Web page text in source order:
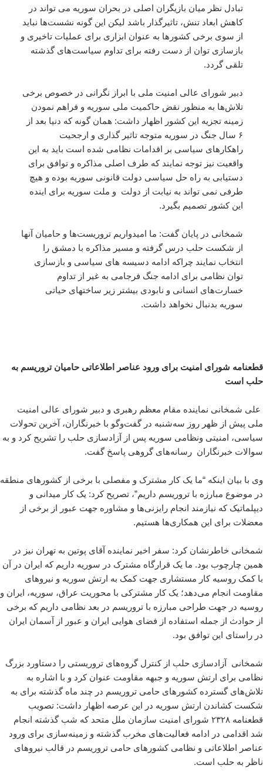
تبادل نظر میان بازیگران اصلی در بحران سوریه می تواند در
کاهش ابعاد تنش، تاثیرگذار باشد لیکن این گونه نشست‌ها نباید
از سوی برخی کشورها به عنوان ابزاری برای عملیات تاخیری و
بازسازی توان از دست رفته برای تداوم سیاست‌های گذشته
تلقی گردد.
دبیر شورای عالی امنیت ملی با ابراز نگرانی در خصوص برخی
تلاش‌ها به منظور نقض حاکمیت ملی سوریه و فراهم نمودن
زمینه تجزیه این کشور اظهار داشت: همان گونه که دنیا بعد از
۶ سال جنگ در سوریه متوجه تاثیر گذاری و ارجحیت
راهکارهای سیاسی بر اقدامات نظامی شده است باید به این
واقعیت نیز توجه نمایند که طرف اصلی مذاکره و توافق برای
دستیابی به راه حل سیاسی دولت قانونی سوریه بوده و هیچ
طرفی نمی تواند به نیابت از دولت و ملت سوریه برای اینده
این کشور تصمیم بگیرد.
شمخانی در پایان گفت: ما امیدواریم تروریست‌ها و حامیان آنها
از شکست حلب درس گرفته و مسیر مذاکره با دمشق را
انتخاب نمایند چراکه ادامه دسیسه های سیاسی و بازسازی
توان نظامی برای ادامه جنگ فرجامی به غیر از تداوم
خسارت‌های انسانی و نابودی بیشتر زیر ساختهای حیاتی
سوریه بدنبال نخواهد داشت.
قطعنامه شورای امنیت برای ورود عناصر اطلاعاتی حامیان تروریسم به
حلب است
علی شمخانی نماینده مقام معظم رهبری و دبیر شورای عالی امنیت
ملی پیش از ظهر روز سه‌شنبه در گفت‌وگو با خبرنگاران، آخرین تحولات
سیاسی، امنیتی ونظامی سوریه پس از آزادسازی حلب را تشریح کرد و به
سوالات خبرنگاران رسانه‌های گروهی پاسخ گفت.
وی با بیان اینکه “ما یک کار مشترک و مفصلی با برخی از کشورهای منطقه
در موضوع مبارزه با تروریسم داریم”، تصریح کرد: یک کار میدانی و
دیپلماتیک که نیازمند انجام رایزنی‌ها و مشاوره جهت عبور از برخی از
معضلات برای این همکاری‌ها هستیم.
شمخانی خاطرنشان کرد: سفر اخیر نماینده آقای پوتین به تهران نیز در
همین چارچوب بود. ما یک قرارگاه مشترک در سوریه داریم که ایران در آن
با کمک روسیه کار مستشاری جهت کمک به ارتش سوریه و نیروهای
مقاومت انجام می‌دهد؛ یک کار مشترکی با محوریت عراق، سوریه، ایران و
روسیه در جهت طراحی مبارزه با تروریسم در بعد نظامی داریم که برخی
از حوادث از جمله استفاده از فضای هوایی ایران و عبور از آسمان ایران
در راستای این توافق بود.
شمخانی آزادسازی حلب از کنترل گروه‌های تروریستی را دستاورد بزرگ
نظامی برای ارتش سوریه و جبهه مقاومت عنوان کرد و با اشاره به
تلاش‌های گسترده کشورهای حامی تروریسم در چند ماه گذشته برای به
شکست کشاندن ارتش سوریه در این عرصه اظهار داشت: تصویب
قطعنامه ۲۳۲۸ شورای امنیت سازمان ملل متحد که شب گذشته انجام
شد اقدامی در ادامه فعالیت‌های مخرب گذشته و زمینه‌سازی برای ورود
عناصر اطلاعاتی و نظامی کشورهای حامی تروریسم در قالب نیروهای
ناظر به حلب است.